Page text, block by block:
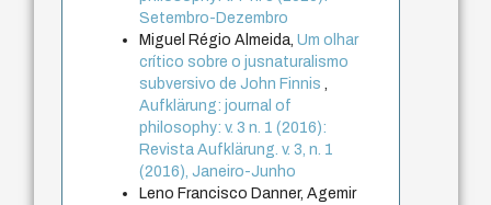
Setembro-Dezembro
Miguel Régio Almeida,Um olhar
crítico sobre o jusnaturalismo
subversivo de John Finnis
Aufklärung: journal of
philosophy: v. 3 n. 1 (2016):
Revista Aufklärung. v. 3, n. 1
(2016), Janeiro-Junho
Leno Francisco Danner, Agemir